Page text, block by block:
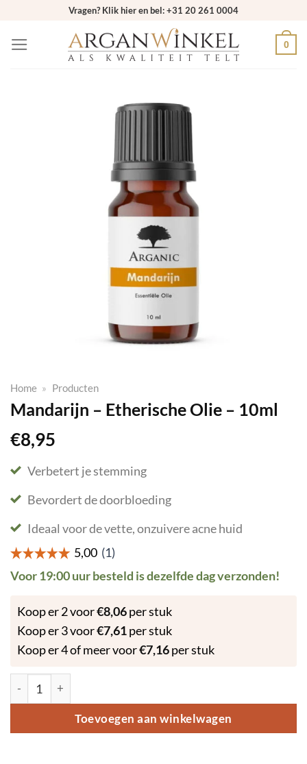
inhoud
Vragen? Klik hier en bel: +31 20 261 0004
0
Home » Producten
Mandarijn – Etherische Olie – 10ml
€8,95
Verbetert je stemming
Bevordert de doorbloeding
Ideaal voor de vette, onzuivere acne huid
Voor 19:00 uur besteld is dezelfde dag verzonden!
Koop er 2 voor€8,06per stuk
Koop er 3 voor€7,61per stuk
Koop er 4 of meer voor€7,16per stuk
Mandarijn - Etherische Olie - 10ml aantal
Toevoegen aan winkelwagen